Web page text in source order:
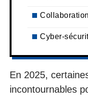
Cyber-
En 2025,
incontournables